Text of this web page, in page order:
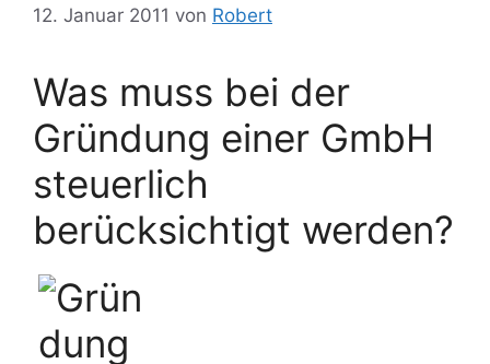
12. Januar 2011 von Robert
Was muss bei der
Gründung einer GmbH
steuerlich
berücksichtigt werden?